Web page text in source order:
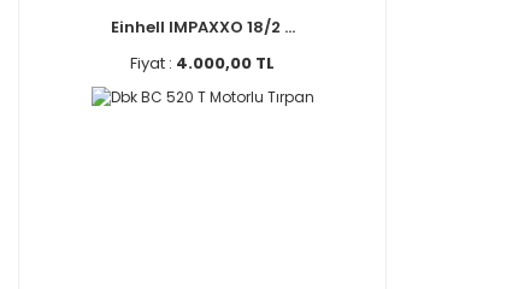
Einhell IMPAXXO 18/2 ...
Fiyat : 4.000,00 TL